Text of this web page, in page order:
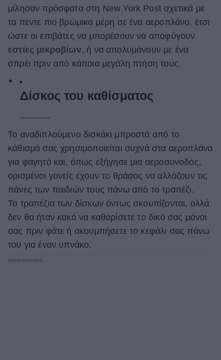
ΒΟΞ
Χωρίς Ταμπέλες
Women's Forum
Hautes Grecians
Γάμος
Market News
μίλησαν πρόσφατα στη New York Post σχετικά με
τα πέντε πιο βρώμικα μέρη σε ένα αεροπλάνο, έτσι
ώστε οι επιβάτες να μπορέσουν να αποφύγουν
εστίες μικροβίων, ή να απολυμάνουν με ένα
σπρέι πριν από κάποια μεγάλη πτήση τους.
Δίσκος του καθίσματος
Το αναδιπλούμενο δισκάκι μπροστά από το
κάθισμά σας χρησιμοποιείται συχνά στα αεροπλάνα
για φαγητό και, όπως εξήγησε μια αεροσυνοδός,
ορισμένοι γονείς έχουν το θράσος να αλλάζουν τις
πάνες των παιδιών τους πάνω από το τραπέζι.
Τα τραπέζια των δίσκων όντως σκουπίζονται, αλλά
δεν θα ήταν κακό να καθαρίσετε το δικό σας μόνοι
σας πριν φάτε ή ακουμπήσετε το κεφάλι σας πάνω
του για έναν υπνάκο.